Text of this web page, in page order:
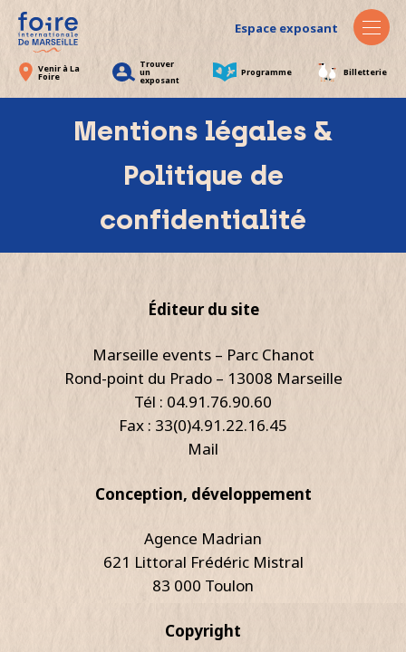
Espace exposant
Venir à La
Foire
Trouver
un
exposant
Programme Billetterie
Mentions légales &
Politique de
confidentialité
Éditeur du site
Marseille events – Parc Chanot
Rond-point du Prado – 13008 Marseille
Tél : 04.91.76.90.60
Fax : 33(0)4.91.22.16.45
Mail
Conception, développement
Agence Madrian
621 Littoral Frédéric Mistral
83 000 Toulon
Copyright